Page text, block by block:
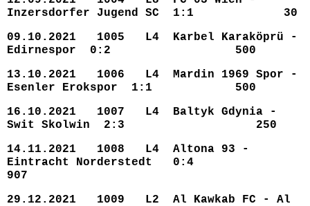
Inzersdorfer Jugend SC 1:1 30
09.10.2021 1005 L4 Karbel Karaköprü -
Edirnespor 0:2 500
13.10.2021 1006 L4 Mardin 1969 Spor -
Esenler Erokspor 1:1 500
16.10.2021 1007 L4 Baltyk Gdynia -
Swit Skolwin 2:3 250
14.11.2021 1008 L4 Altona 93 -
Eintracht Norderstedt 0:4
907
29.12.2021 1009 L2 Al Kawkab FC - Al